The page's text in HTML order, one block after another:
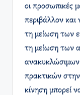
οι προσωπικές
περιβάλλον
τη μείωση των
τη μείωση των
ανακυκλώσιμων
πρακτικών
κίνηση μπορεί